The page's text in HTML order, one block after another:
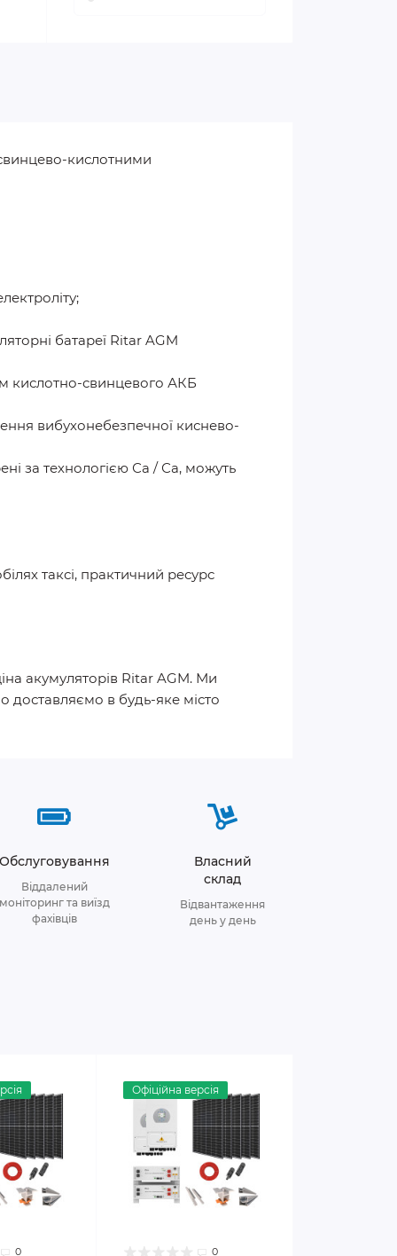
кислотними
батареї Ritar AGM
кислотно-свинцевого АКБ
вибухонебезпечної киснево-
за технологією Са / Са, можуть
таксі, практичний ресурс
акумуляторів Ritar AGM. Ми
доставляємо в будь-яке місто
Віддалений
та виїзд
фахівців
Власний
склад
Відвантаження
день у день
0
Офіційна версія
0